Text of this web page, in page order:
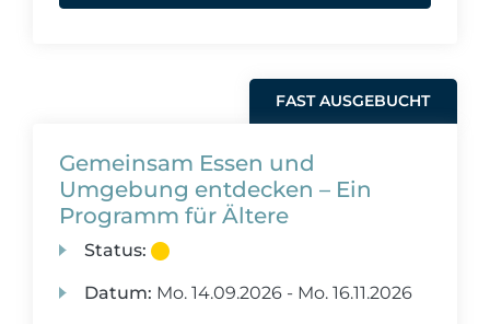
FAST AUSGEBUCHT
Gemeinsam Essen und
Umgebung entdecken – Ein
Programm für Ältere
Status:
Datum: Mo. 14.09.2026 - Mo. 16.11.2026